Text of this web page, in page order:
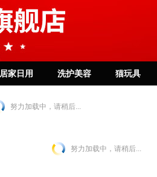
居家日用 洗护美容 猫玩具
努力加载中，请稍后...
努力加载中，请稍后...